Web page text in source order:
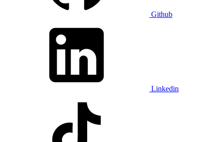
Github
Linkedin